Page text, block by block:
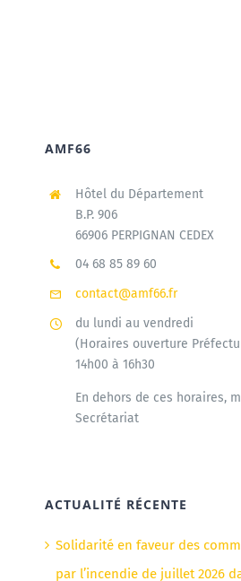
AMF66
Hôtel du Département
B.P. 906
66906 PERPIGNAN CEDEX
04 68 85 89 60
contact@amf66.fr
du lundi au vendredi
(Horaires ouverture
14h00 à 16h30
En dehors de ces horaires,
Secrétariat
ACTUALITÉ RÉCENTE
Solidarité en faveur des
par l’incendie de juillet 2026